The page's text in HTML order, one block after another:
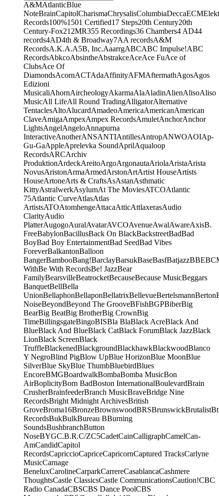
A&MAtlanticBlue
NoteBrainCapitolCharismaChrysalisColumbiaDeccaECM
Records100%1501 Certified17 Steps20th Century20th
Century-Fox21 2MR355 Recordings36 Chambers4 AD44
records4AD4th & Broadway7AA recordsA&M
RecordsA.K.A.A5B, Inc.AaarrgABCABC Impulse!ABC
RecordsAbkcoAbsintheAbstrakceAceAce FuAce of
ClubsAce Of
DiamondsAcornACTAdaAffinityAFMAftermathAgosAgos
Edizioni
MusicaliAhornAircheologyAkarmaAlaAladinAlienAlisoAliso
MusicAll LifeAll Round TradingAlligatorAlternative
TentaclesAltoAlucardAmadeoAmericaAmericanAmerican
ClaveAmigaAmpexAmpex RecordsAmuletAnchorAnchor
LightsAngelAngeloAnnapurna
InteractiveAnotherANSANTIAntillesAntropANWOAOIAp-
Gu-GaAppleAprelevka SoundAprilAqualoop
RecordsARCArchiv
ProduktionArdeckAreitoArgoArgonautaAriolaAristaArista
NovusAristonArmaArmedArstonArtArtist HouseArtists
HouseArtoneArts & CraftsAsAstanAsthmatic
KittyAstralwerkAsylumAt The MoviesATCOAtlantic
75Atlantic CurveAtlasAtlas
ArtistsATOAtomhengeAttacaAtticAttlaxerasAudio
ClarityAudio
PlatterAugogoAuralAvatarAVCOAvenueAwalAwareAxisB.
FreeBabylonBacillusBack On BlackBackstreetBadBad
BoyBad Boy EntertainmentBad SeedBad Vibes
ForeverBalkantonBalloon
BangerBambooBang!BarclayBarsukBaseBasfBatjazzBBE
WithBe With RecordsBe! JazzBear
FamilyBearsvilleBeatrocketBecauseBecause MusicBeggars
BanquetBellBella
UnionBellaphonBellaponBellatrixBellevueBertelsmannBerton
NoiseBeyondBeyond The GrooveBFishBGPBiberBig
BearBig BeatBig BrotherBig CrownBig
TimeBillingsgateBingoBISBla BlaBlack AcreBlack And
BlueBlack And BlueBlack CatBlack ForumBlack JazzBlack
LionBlack ScreenBlack
TruffleBlackenedBlackgroundBlackhawkBlackwoodBlanco
Y NegroBlind PigBlow UpBlue HorizonBlue MoonBlue
SilverBlue SkyBlue ThumbBluebirdBlues
EncoreBMGBoardwalkBombaBomba MusicBon
AirBoplicityBorn BadBoston InternationalBoulevardBrain
CrusherBrainfeederBranch MusicBraveBridge Nine
RecordsBright Midnight ArchivesBritish
GroveBroma16BronzeBrownswoodBRSBrunswickBrutalist
RecordsBukBulkBureau BBurning
SoundsBushbranchButton
NoseBYGC.B.R.C/ZC5CadetCainCalligraphCamelCan-
AmCandidCapitol
RecordsCapriccioCapriceCapricornCaptured TracksCarlyne
MusicCarnage
BeneluxCarolineCarparkCarrereCasablancaCashmere
ThoughtsCastle ClassicsCastle CommunicationsCaution!CBC
Radio CanadaCBSCBS Dance PoolCBS